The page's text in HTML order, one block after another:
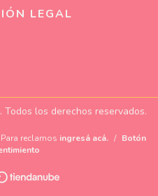
LEGAL
los derechos reservados.
reclamos ingresá acá. / Botón